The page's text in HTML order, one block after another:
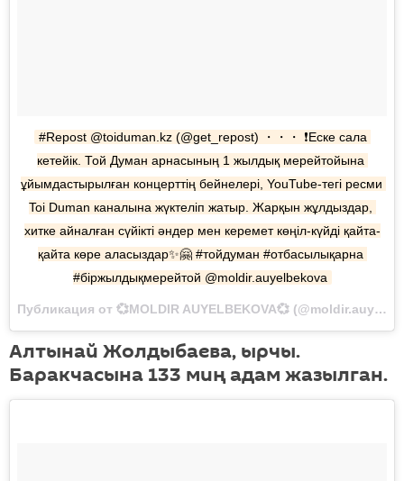
#Repost @toiduman.kz (@get_repost) ・・・ ❗️Еске сала
кетейік. Той Думан арнасының 1 жылдық мерейтойына
ұйымдастырылған концерттің бейнелері, YouTube-тегі рeсми
Toi Duman каналына жүктеліп жатыр. Жарқын жұлдыздар,
xитке айналған сүйікті әндер мен керемет көңіл-күйді қайта-
қайта көре аласыздар✨🤗 #тойдуман #отбасылықарна
#біржылдықмерейтой @moldir.auyelbekova
Публикация от 💞MOLDIR AUYELBEKOVA💞 (@moldir.auyelbekova) Окт 20 2017 в 10:58 PDT
Алтынай Жолдыбаева, ырчы.
Баракчасына 133 миң адам жазылган.